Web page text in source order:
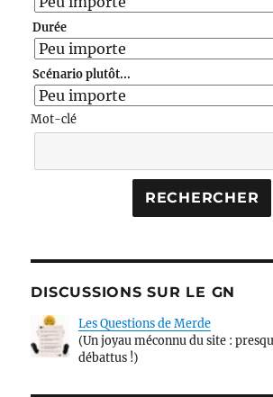
Durée
Scénario plutôt...
Mot-clé
DISCUSSIONS SUR LE GN
Les Questions de Merde
(Un joyau méconnu du site :
débattus !)